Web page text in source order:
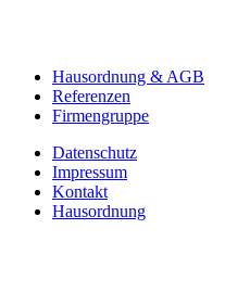
Hausordnung & AGB
Referenzen
Firmengruppe
Datenschutz
Impressum
Kontakt
Hausordnung